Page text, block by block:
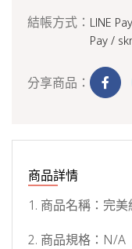
結帳方式： LINE
Pay /
分享商品：
商品詳情
1. 商品名稱：完
2. 商品規格：N/A